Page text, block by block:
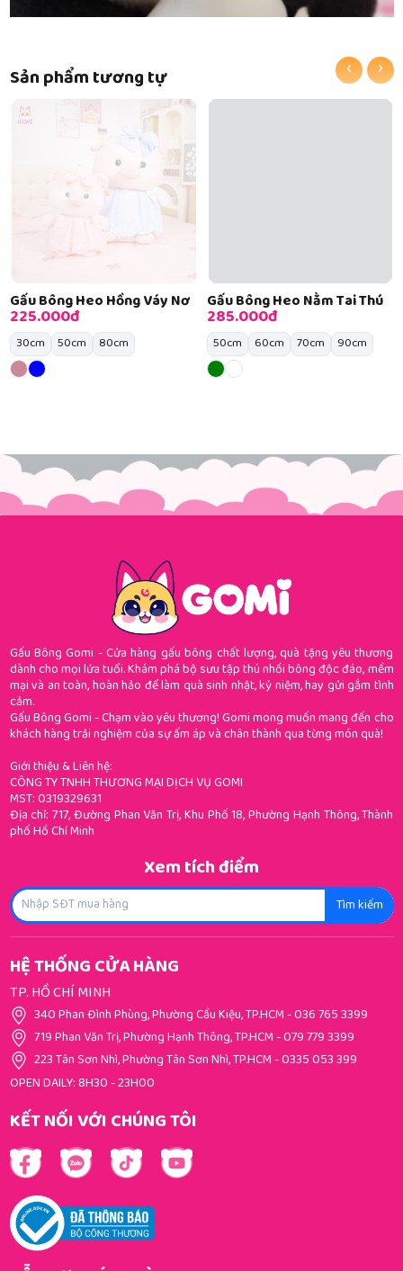
Sản phẩm tương tự
Gấu Bông Heo Hồng Váy Nơ
225.000đ
30cm 50cm 80cm
Gấu Bông Heo Nằm Tai Thú
285.000đ
50cm 60cm 70cm 90cm
‹ ›
Gấu Bông Gomi - Cửa hàng gấu bông chất lượng, quà tặng yêu thương
dành cho mọi lứa tuổi. Khám phá bộ sưu tập thú nhồi bông độc đáo, mềm
mại và an toàn, hoàn hảo để làm quà sinh nhật, kỷ niệm, hay gửi gắm tình
cảm.
Gấu Bông Gomi - Chạm vào yêu thương! Gomi mong muốn mang đến cho
khách hàng trải nghiệm của sự ấm áp và chân thành qua từng món quà!
Giới thiệu & Liên hệ:
CÔNG TY TNHH THƯƠNG MẠI DỊCH VỤ GOMI
MST: 0319329631
Địa chỉ: 717, Đường Phan Văn Trị, Khu Phố 18, Phường Hạnh Thông, Thành
phố Hồ Chí Minh
Xem tích điểm
Tìm kiếm
HỆ THỐNG CỬA HÀNG
TP. HỒ CHÍ MINH
340 Phan Đình Phùng, Phường Cầu Kiệu, TP.HCM-036 765 3399
719 Phan Văn Trị, Phường Hạnh Thông, TP.HCM-079 779 3399
223 Tân Sơn Nhì, Phường Tân Sơn Nhì, TP.HCM-0335 053 399
OPEN DAILY: 8H30 - 23H00
KẾT NỐI VỚI CHÚNG TÔI